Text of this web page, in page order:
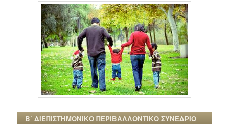
Β΄ ΔΙΕΠΙΣΤΗΜΟΝΙΚΟ ΠΕΡΙΒΑΛΛΟΝΤΙΚΟ ΣΥΝΕΔΡΙΟ